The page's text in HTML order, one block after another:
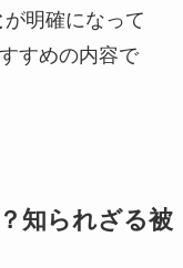
が明確になって
すめの内容で
知られざる被